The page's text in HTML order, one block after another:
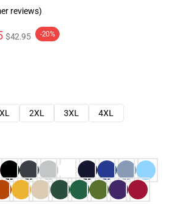
reviews)
$42.95 -20%
XL 2XL 3XL
4XL